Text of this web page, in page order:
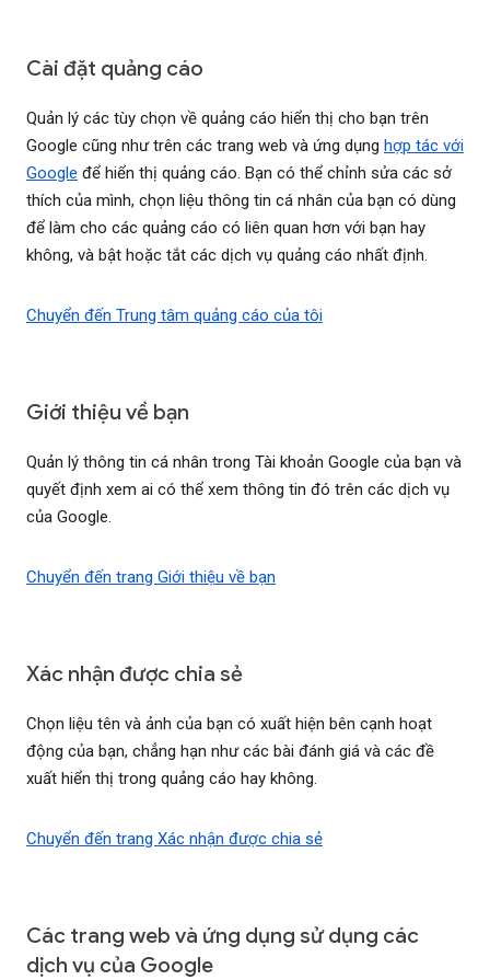
Cài đặt quảng cáo
Quản lý các tùy chọn về quảng cáo hiển thị cho bạn trên
Google cũng như trên các trang web và ứng dụng hợp tác với
Google để hiển thị quảng cáo. Bạn có thể chỉnh sửa các sở
thích của mình, chọn liệu thông tin cá nhân của bạn có dùng
để làm cho các quảng cáo có liên quan hơn với bạn hay
không, và bật hoặc tắt các dịch vụ quảng cáo nhất định.
Chuyển đến Trung tâm quảng cáo của tôi
Giới thiệu về bạn
Quản lý thông tin cá nhân trong Tài khoản Google của bạn và
quyết định xem ai có thể xem thông tin đó trên các dịch vụ
của Google.
Chuyển đến trang Giới thiệu về bạn
Xác nhận được chia sẻ
Chọn liệu tên và ảnh của bạn có xuất hiện bên cạnh hoạt
động của bạn, chẳng hạn như các bài đánh giá và các đề
xuất hiển thị trong quảng cáo hay không.
Chuyển đến trang Xác nhận được chia sẻ
Các trang web và ứng dụng sử dụng các
dịch vụ của Google